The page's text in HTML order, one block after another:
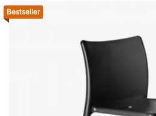
en restaurants als voor
binnen- als buitengebruik, kunt u
inrichting creëren tussen
Materiaalkeuze Polypropyleen is
onderhoudsvriendelijk is. Het
dagelijks gebruik, krassen en stoten
Bestseller